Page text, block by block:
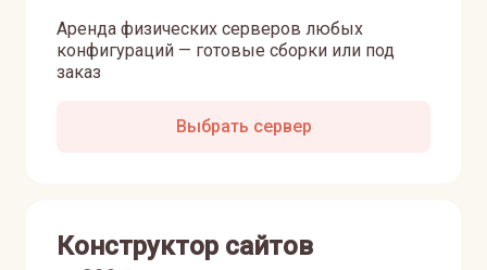
Аренда физических серверов любых
конфигураций — готовые сборки или под
заказ
Выбрать сервер
Конструктор сайтов